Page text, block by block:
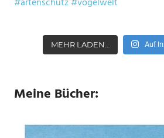
MEHR LADEN… Auf
Meine Bücher: